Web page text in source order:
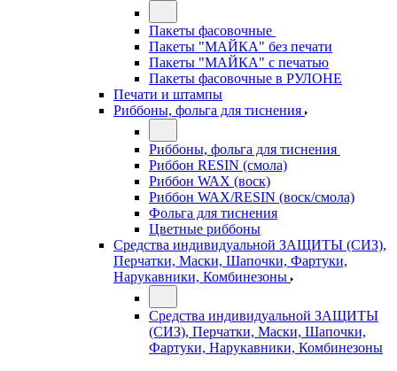
Пакеты фасовочные
Пакеты "МАЙКА" без печати
Пакеты "МАЙКА" с печатью
Пакеты фасовочные в РУЛОНЕ
Печати и штампы
Риббоны, фольга для тиснения
Риббоны, фольга для тиснения
Риббон RESIN (смола)
Риббон WAX (воск)
Риббон WAX/RESIN (воск/смола)
Фольга для тиснения
Цветные риббоны
Средства индивидуальной ЗАЩИТЫ (СИЗ),
Перчатки, Маски, Шапочки, Фартуки,
Нарукавники, Комбинезоны
Средства индивидуальной ЗАЩИТЫ
(СИЗ), Перчатки, Маски, Шапочки,
Фартуки, Нарукавники, Комбинезоны